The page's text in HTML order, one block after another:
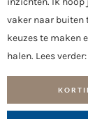
vaker naar buiten
keuzes te maken
halen. Lees verder: